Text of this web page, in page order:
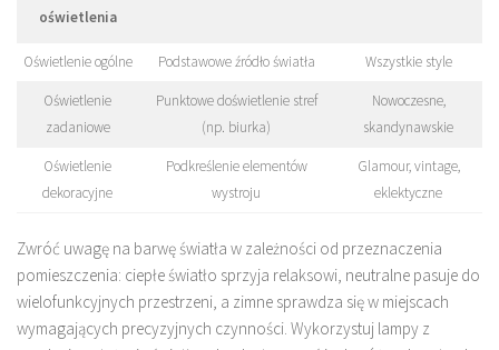
oświetlenia
Oświetlenie ogólne Podstawowe źródło światła Wszystkie style
Oświetlenie
zadaniowe
Punktowe doświetlenie stref
(np. biurka)
Nowoczesne,
skandynawskie
Oświetlenie
dekoracyjne
Podkreślenie elementów
wystroju
Glamour, vintage,
eklektyczne
Zwróć uwagę na barwę światła w zależności od przeznaczenia
pomieszczenia: ciepłe światło sprzyja relaksowi, neutralne pasuje do
wielofunkcyjnych przestrzeni, a zimne sprawdza się w miejscach
wymagających precyzyjnych czynności. Wykorzystuj lampy z